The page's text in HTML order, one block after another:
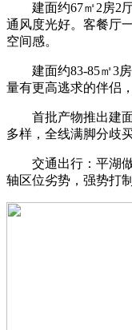
建面约67㎡2房2厅
通风度光好。客餐厅
空间感。
建面约83-85㎡3房
量有更高逃求的伴侣
首批产物推出建面
多样，全线满脚分歧
交通出行：平湖做
轴区位劣势，强势打